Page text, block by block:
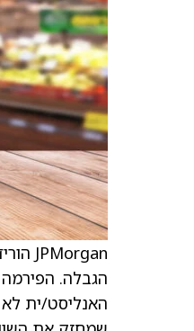
JPMorgan הורידה את הדירוג של Adecoagro (
הגבלה. הפירמה